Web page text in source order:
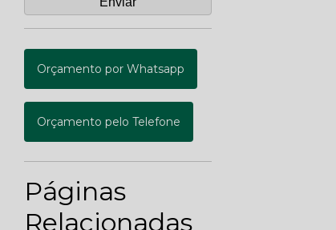
Orçamento por Whatsapp
Orçamento pelo Telefone
Páginas
Relacionadas